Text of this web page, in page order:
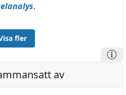
.
fler
av